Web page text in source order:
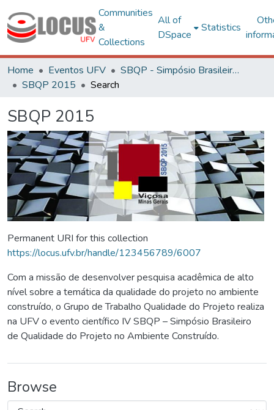
Communities
&
Collections
All of
DSpace
Statistics
Home Eventos UFV
SBQP - Simpósio Brasileiro de Qualidade do Projeto no Ambiente Construído
SBQP 2015
Search
SBQP 2015
Permanent URI for this collection
https://locus.ufv.br/handle/123456789/6007
Com a missão de desenvolver pesquisa acadêmica de alto
nível sobre a temática da qualidade do projeto no ambiente
construído, o Grupo de Trabalho Qualidade do Projeto realiza
na UFV o evento científico IV SBQP – Simpósio Brasileiro
de Qualidade do Projeto no Ambiente Construído.
Browse